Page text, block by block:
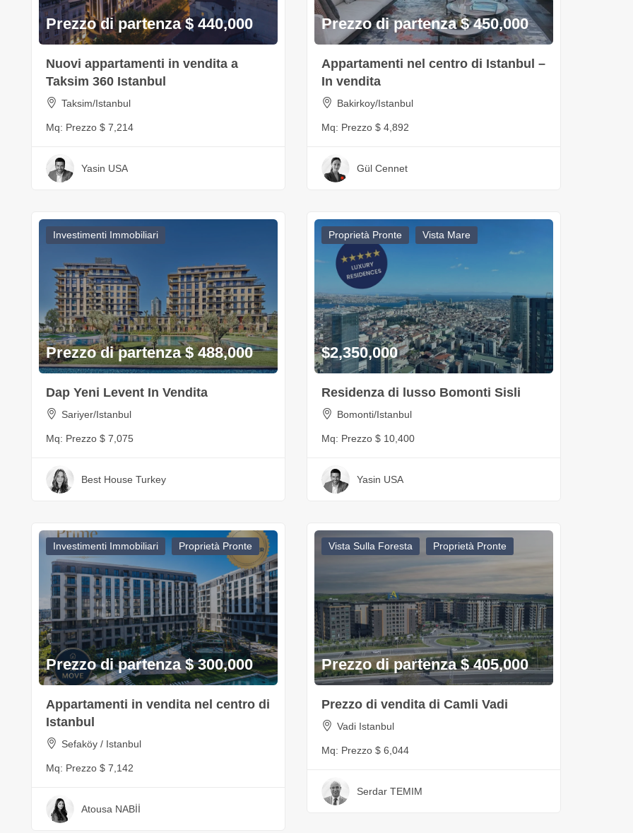
Prezzo di partenza $ 440,000
Nuovi appartamenti in vendita a
Taksim 360 Istanbul
Taksim/Istanbul
Mq: Prezzo $ 7,214
Yasin USA
Prezzo di partenza $ 450,000
Appartamenti nel centro di Istanbul –
In vendita
Bakirkoy/Istanbul
Mq: Prezzo $ 4,892
Gül Cennet
Investimenti Immobiliari
Prezzo di partenza $ 488,000
Dap Yeni Levent In Vendita
Sariyer/Istanbul
Mq: Prezzo $ 7,075
Best House Turkey
Proprietà Pronte Vista Mare
$2,350,000
Residenza di lusso Bomonti Sisli
Bomonti/Istanbul
Mq: Prezzo $ 10,400
Yasin USA
Investimenti Immobiliari Proprietà Pronte
Prezzo di partenza $ 300,000
Appartamenti in vendita nel centro di
Istanbul
Sefaköy / Istanbul
Mq: Prezzo $ 7,142
Atousa NABİİ
Vista Sulla Foresta Proprietà Pronte
Prezzo di partenza $ 405,000
Prezzo di vendita di Camli Vadi
Vadi Istanbul
Mq: Prezzo $ 6,044
Serdar TEMIM